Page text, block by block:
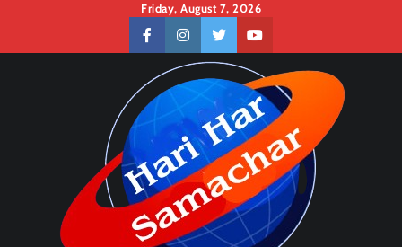
content
Friday, August 7, 2026
facebookinstagramtwitteryoutube